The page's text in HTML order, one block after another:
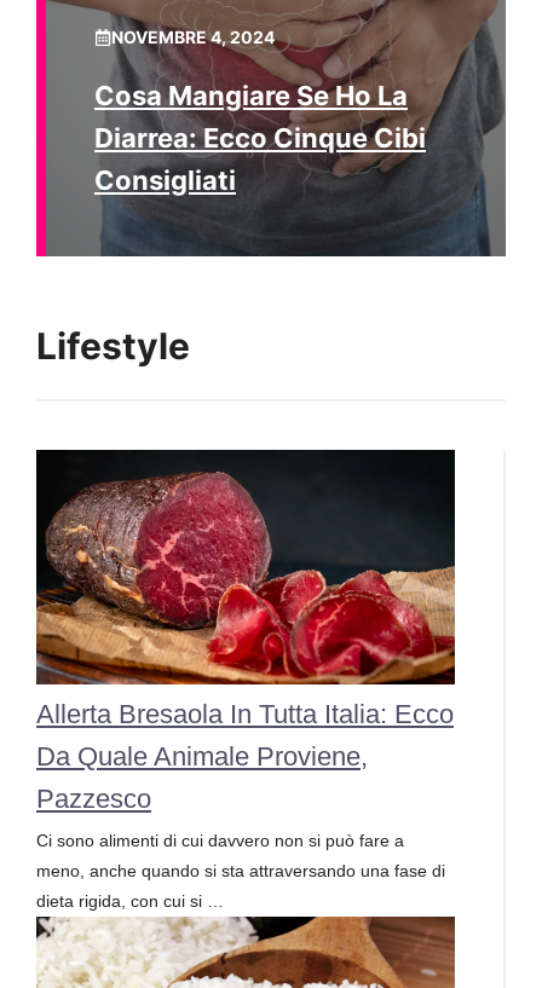
NOVEMBRE 4, 2024
Cosa Mangiare Se Ho La
Diarrea: Ecco Cinque Cibi
Consigliati
Lifestyle
Allerta Bresaola In Tutta Italia: Ecco
Da Quale Animale Proviene,
Pazzesco
Ci sono alimenti di cui davvero non si può fare a
meno, anche quando si sta attraversando una fase di
dieta rigida, con cui si …